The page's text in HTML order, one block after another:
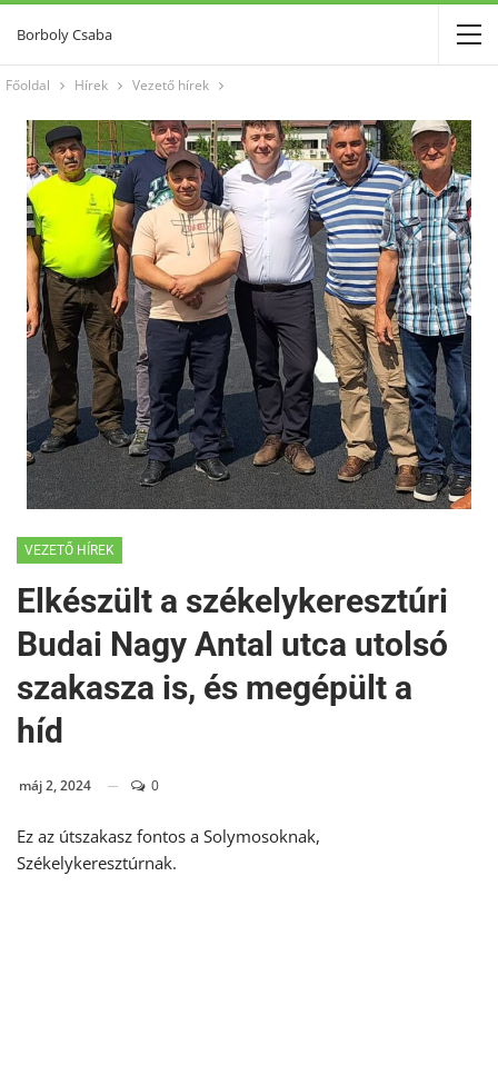
Borboly Csaba
Főoldal Hírek Vezető hírek
VEZETŐ HÍREK
Elkészült a székelykeresztúri
Budai Nagy Antal utca utolsó
szakasza is, és megépült a
híd
máj 2, 2024 0
Ez az útszakasz fontos a Solymosoknak,
Székelykeresztúrnak.